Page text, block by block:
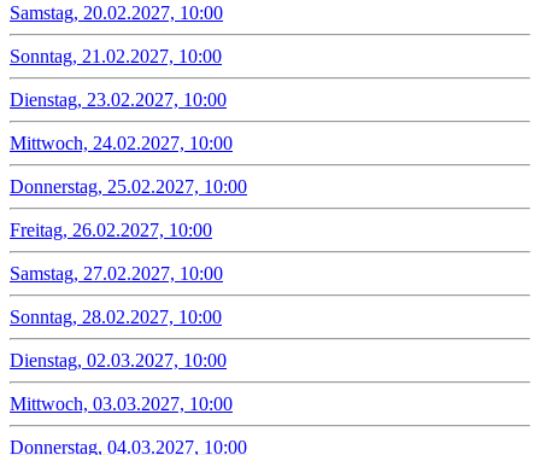
Samstag, 20.02.2027, 10:00
Sonntag, 21.02.2027, 10:00
Dienstag, 23.02.2027, 10:00
Mittwoch, 24.02.2027, 10:00
Donnerstag, 25.02.2027, 10:00
Freitag, 26.02.2027, 10:00
Samstag, 27.02.2027, 10:00
Sonntag, 28.02.2027, 10:00
Dienstag, 02.03.2027, 10:00
Mittwoch, 03.03.2027, 10:00
Donnerstag, 04.03.2027, 10:00